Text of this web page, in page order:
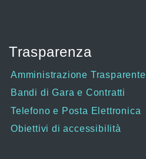
Trasparenza
Amministrazione Trasparente
Bandi di Gara e Contratti
Telefono e Posta Elettronica
Obiettivi di accessibilità